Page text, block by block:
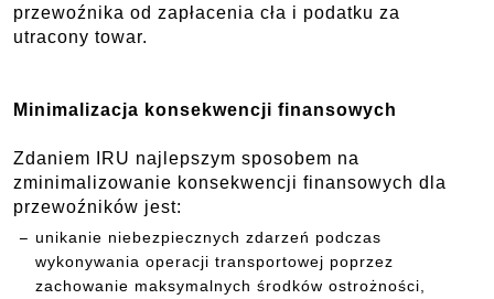
przewoźnika od zapłacenia cła i podatku za
utracony towar.
Minimalizacja konsekwencji finansowych
Zdaniem IRU najlepszym sposobem na
zminimalizowanie konsekwencji finansowych dla
przewoźników jest:
unikanie niebezpiecznych zdarzeń podczas
wykonywania operacji transportowej poprzez
zachowanie maksymalnych środków ostrożności,